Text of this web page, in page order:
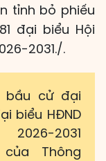
tỉnh bỏ phiếu
đại biểu Hội
2031./.
bầu cử đại
biểu HĐND
2031
của Thông